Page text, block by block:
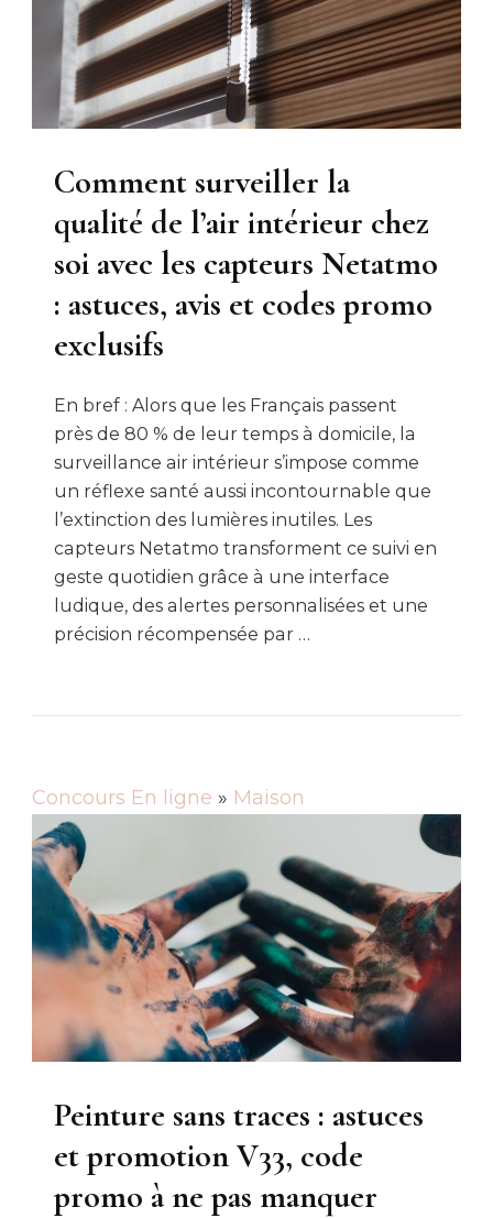
Comment surveiller la
qualité de l’air intérieur chez
soi avec les capteurs Netatmo
: astuces, avis et codes promo
exclusifs
En bref : Alors que les Français passent
près de 80 % de leur temps à domicile, la
surveillance air intérieur s’impose comme
un réflexe santé aussi incontournable que
l’extinction des lumières inutiles. Les
capteurs Netatmo transforment ce suivi en
geste quotidien grâce à une interface
ludique, des alertes personnalisées et une
précision récompensée par …
Concours En ligne » Maison
Peinture sans traces : astuces
et promotion V33, code
promo à ne pas manquer